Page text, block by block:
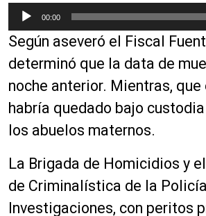
i
o
e
p
r
d
u
c
o
d
e
00:00
Según aseveró el Fiscal
determinó que la data de
noche anterior. Mientras, que
habría quedado bajo
los abuelos maternos.
La Brigada de Homicidios y
de Criminalística de la
Investigaciones, con peritos